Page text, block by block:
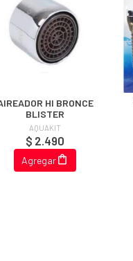
HI BRONCE
BLISTER
AQUAKIT
$ 2.490
Agregar